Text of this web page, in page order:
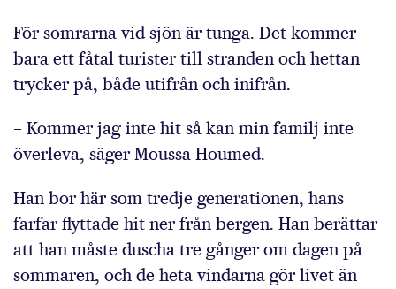
För somrarna vid sjön är tunga. Det kommer
bara ett fåtal turister till stranden och hettan
trycker på, både utifrån och inifrån.
– Kommer jag inte hit så kan min familj inte
överleva, säger Moussa Houmed.
Han bor här som tredje generationen, hans
farfar flyttade hit ner från bergen. Han berättar
att han måste duscha tre gånger om dagen på
sommaren, och de heta vindarna gör livet än